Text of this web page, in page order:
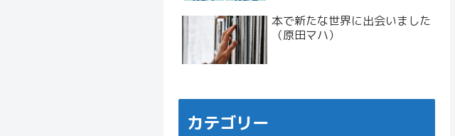
本で新たな世界に出会いました
（原田マハ）
カテゴリー